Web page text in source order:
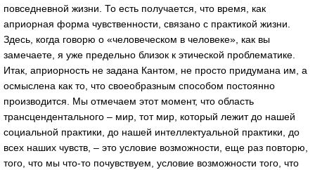
повседневной жизни. То есть получается, что время, как
априорная форма чувственности, связано с практикой жизни.
Здесь, когда говорю о «человеческом в человеке», как вы
замечаете, я уже предельно близок к этической проблематике.
Итак, априорность не задана Кантом, не просто придумана им, а
осмыслена как то, что своеобразным способом постоянно
производится. Мы отмечаем этот момент, что область
трансцендентального – мир, тот мир, который лежит до нашей
социальной практики, до нашей интеллектуальной практики, до
всех наших чувств, – это условие возможности, еще раз повторю,
того, что мы что-то почувствуем, условие возможности того, что